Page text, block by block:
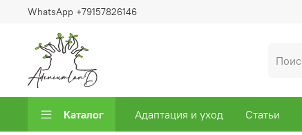
WhatsApp +79157826146
Каталог Адаптация и уход Статьи